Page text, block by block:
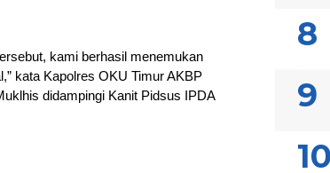
kami berhasil menemukan
kata Kapolres OKU Timur AKBP
didampingi Kanit Pidsus IPDA